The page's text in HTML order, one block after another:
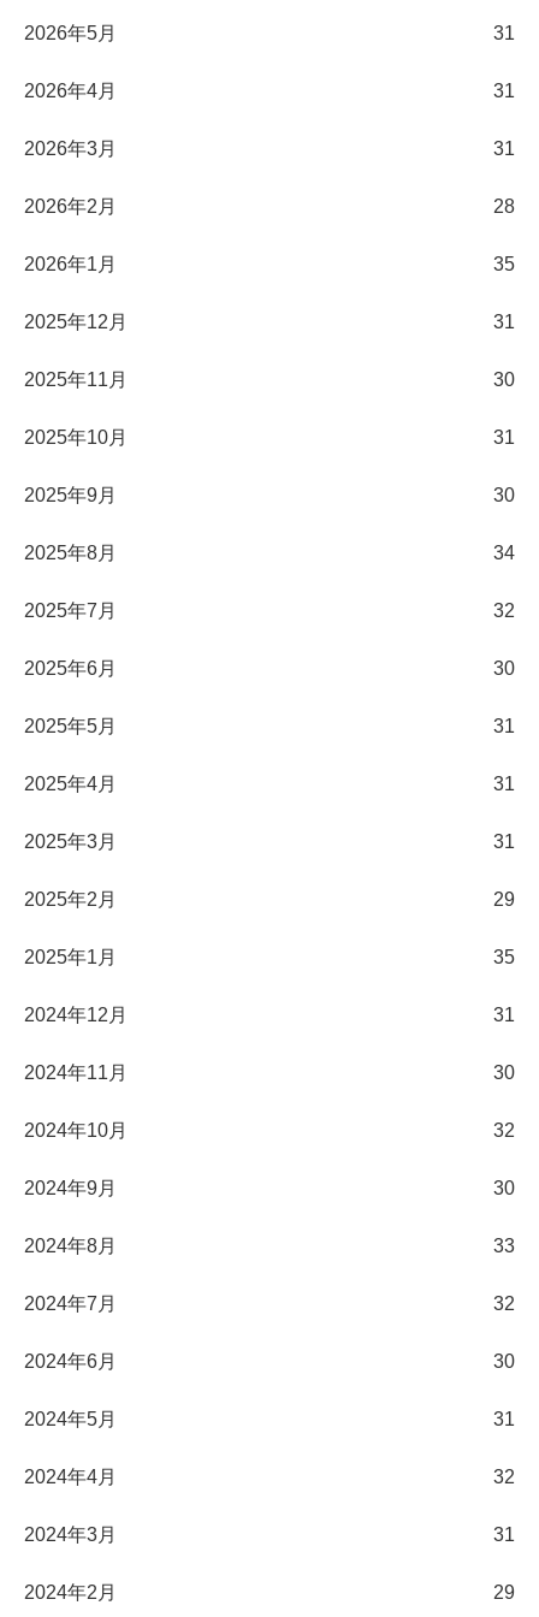
2026年5月 31
2026年4月 31
2026年3月 31
2026年2月 28
2026年1月 35
2025年12月 31
2025年11月 30
2025年10月 31
2025年9月 30
2025年8月 34
2025年7月 32
2025年6月 30
2025年5月 31
2025年4月 31
2025年3月 31
2025年2月 29
2025年1月 35
2024年12月 31
2024年11月 30
2024年10月 32
2024年9月 30
2024年8月 33
2024年7月 32
2024年6月 30
2024年5月 31
2024年4月 32
2024年3月 31
2024年2月 29